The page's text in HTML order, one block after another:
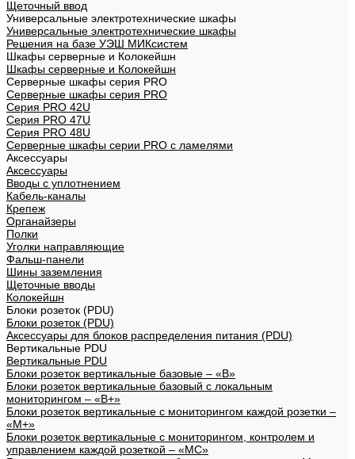
Щеточный ввод
Универсальные электротехнические шкафы
Универсальные электротехнические шкафы
Решения на базе УЭШ МИКсистем
Шкафы серверные и Колокейшн
Шкафы серверные и Колокейшн
Серверные шкафы серия PRO
Серверные шкафы серия PRO
Серия PRO 42U
Серия PRO 47U
Серия PRO 48U
Серверные шкафы серии PRO с ламелями
Аксессуары
Аксессуары
Вводы с уплотнением
Кабель-каналы
Крепеж
Органайзеры
Полки
Уголки направляющие
Фальш-панели
Шины заземления
Щеточные вводы
Колокейшн
Блоки розеток (PDU)
Блоки розеток (PDU)
Аксессуары для блоков распределения питания (PDU)
Вертикальные PDU
Вертикальные PDU
Блоки розеток вертикальные базовые – «В»
Блоки розеток вертикальные базовый с локальным
мониторингом – «В+»
Блоки розеток вертикальные с мониторингом каждой розетки –
«М+»
Блоки розеток вертикальные с мониторингом, контролем и
управлением каждой розеткой – «МС»